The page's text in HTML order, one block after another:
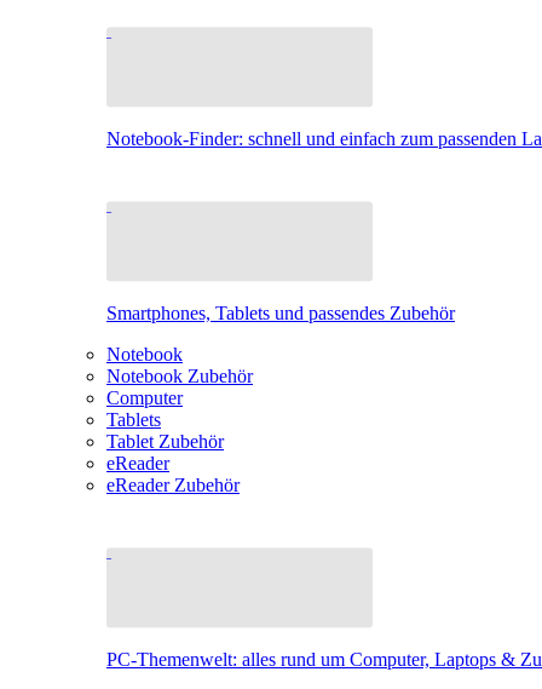
Notebook-Finder: schnell und einfach zum passenden
Smartphones, Tablets und passendes Zubehör
Notebook
Notebook Zubehör
Computer
Tablets
Tablet Zubehör
eReader
eReader Zubehör
PC-Themenwelt: alles rund um Computer, Laptops &